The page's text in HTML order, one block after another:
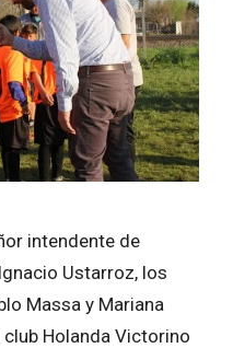
intendente de
Ustarroz, los
Massa y Mariana
Holanda Victorino